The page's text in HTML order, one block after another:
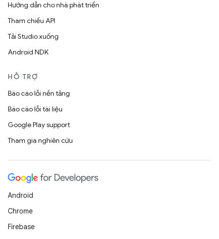
Hướng dẫn cho nhà phát triển
Tham chiếu API
Tải Studio xuống
Android NDK
HỖ TRỢ
Báo cáo lỗi nền tảng
Báo cáo lỗi tài liệu
Google Play support
Tham gia nghiên cứu
Android
Chrome
Firebase